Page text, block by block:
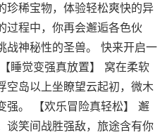
珍稀宝物，体验轻松爽快的异
过程中，你再会邂逅各色伙
战神秘性的圣兽。 快来开启一
睡觉变强真放置】 窝在柔软
空岛以上坐瞭望云起初，微木
强。 【欢乐冒险真轻松】 邂
谈笑间战胜强敌，旅途含有你